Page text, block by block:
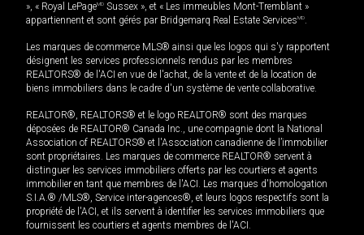
», « Royal LePageMD Sussex », et « Les immeubles Mont-Tremblant »
appartiennent et sont gérés par Bridgemarq Real Estate ServicesMD.
Les marques de commerce MLS® ainsi que les logos qui s'y rapportent
désignent les services professionnels rendus par les membres
REALTORS® de l'ACI en vue de l'achat, de la vente et de la location de
biens immobiliers dans le cadre d'un système de vente collaborative.
REALTOR®, REALTORS® et le logo REALTOR® sont des marques
déposées de REALTOR® Canada Inc., une compagnie dont la National
Association of REALTORS® et l'Association canadienne de l’immobilier
sont propriétaires. Les marques de commerce REALTOR® servent à
distinguer les services immobiliers offerts par les courtiers et agents
immobilier en tant que membres de l'ACI. Les marques d'homologation
S.I.A.® /MLS®, Service inter-agences®, et leurs logos respectifs sont la
propriété de l'ACI, et ils servent à identifier les services immobiliers que
fournissent les courtiers et agents membres de l'ACI.